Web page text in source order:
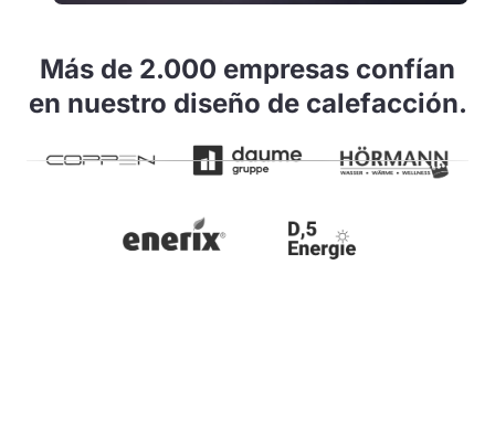
Más de 2.000 empresas confían
en nuestro diseño de calefacción.